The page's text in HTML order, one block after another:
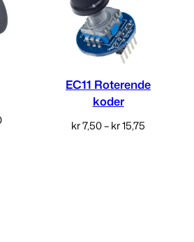
Prisområde:
EC11 Roterende
koder
kr7,50–kr15,75